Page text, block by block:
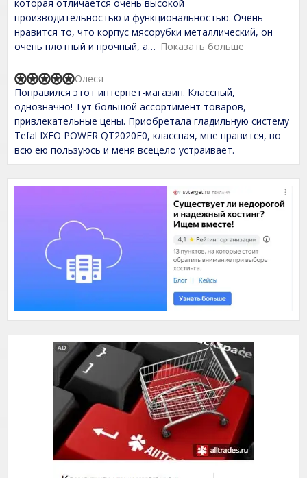
o
u
t
o
f
которая отличается очень высокой
производительностью и функциональностью. Очень
нравится то, что корпус мясорубки металлический, он
очень плотный и прочный, а
Показать больше
R
a
t
d
5
,
u
Понравился этот интернет-магазин. Классный,
однозначно! Тут большой ассортимент товаров,
привлекательные цены. Приобретала гладильную систему
Tefal IXEO POWER QT2020E0, классная, мне нравится, во
всю ею пользуюсь и меня всецело устраивает.
Олеся